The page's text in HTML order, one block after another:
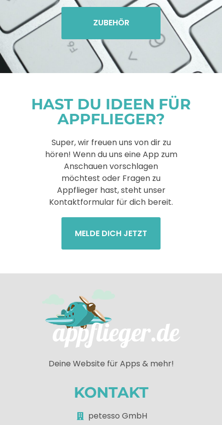
ZUBEHÖR
HAST DU IDEEN FÜR
APPFLIEGER?
Super, wir freuen uns von dir zu
hören! Wenn du uns eine App zum
Anschauen vorschlagen
möchtest oder Fragen zu
Appflieger hast, steht unser
Kontaktformular für dich bereit.
MELDE DICH JETZT
Deine Website für Apps & mehr!
KONTAKT
petesso GmbH